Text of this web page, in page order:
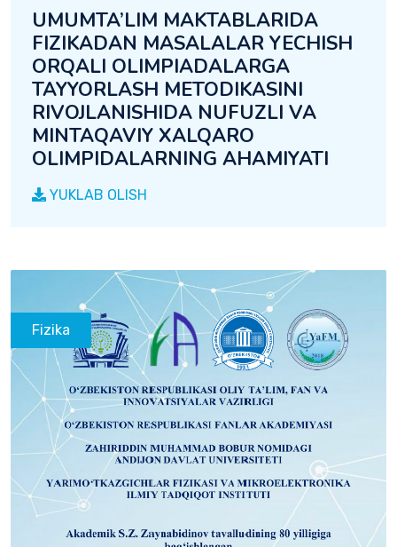
UMUMTA’LIM MAKTABLARIDA
FIZIKADAN MASALALAR YECHISH
ORQALI OLIMPIADALARGA
TAYYORLASH METODIKASINI
RIVOJLANISHIDA NUFUZLI VA
MINTAQAVIY XALQARO
OLIMPIDALARNING AHAMIYATI
YUKLAB OLISH
Fizika